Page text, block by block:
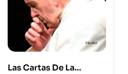
Las Cartas De La